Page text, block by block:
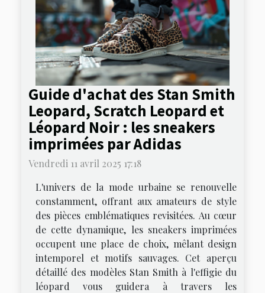
Guide d'achat des Stan Smith
Leopard, Scratch Leopard et
Léopard Noir : les sneakers
imprimées par Adidas
Vendredi 11 avril 2025 17:18
L'univers de la mode urbaine se renouvelle
constamment, offrant aux amateurs de style
des pièces emblématiques revisitées. Au cœur
de cette dynamique, les sneakers imprimées
occupent une place de choix, mêlant design
intemporel et motifs sauvages. Cet aperçu
détaillé des modèles Stan Smith à l'effigie du
léopard vous guidera à travers les